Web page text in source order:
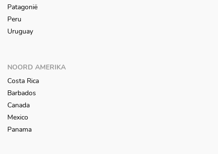
Patagonië
Peru
Uruguay
NOORD AMERIKA
Costa Rica
Barbados
Canada
Mexico
Panama